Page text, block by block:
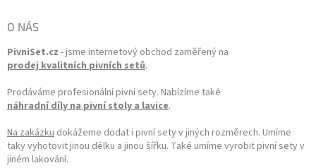
O NÁS
PivniSet.cz - jsme internetový obchod zaměřený na
prodej kvalitních pivních setů.
Prodáváme profesionální pivní sety. Nabízíme také
náhradní díly na pivní stoly a lavice.
Na zakázku dokážeme dodat i pivní sety v jiných rozměrech. Umíme
taky vyhotovit jinou délku a jinou šířku. Také umíme vyrobit pivní sety v
jiném lakování.